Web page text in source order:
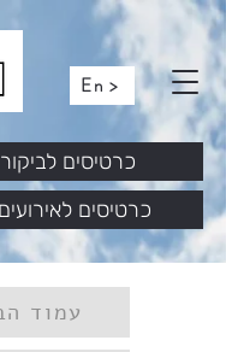
En >
כרטיסים
כרטיסים לביקור
עמוד